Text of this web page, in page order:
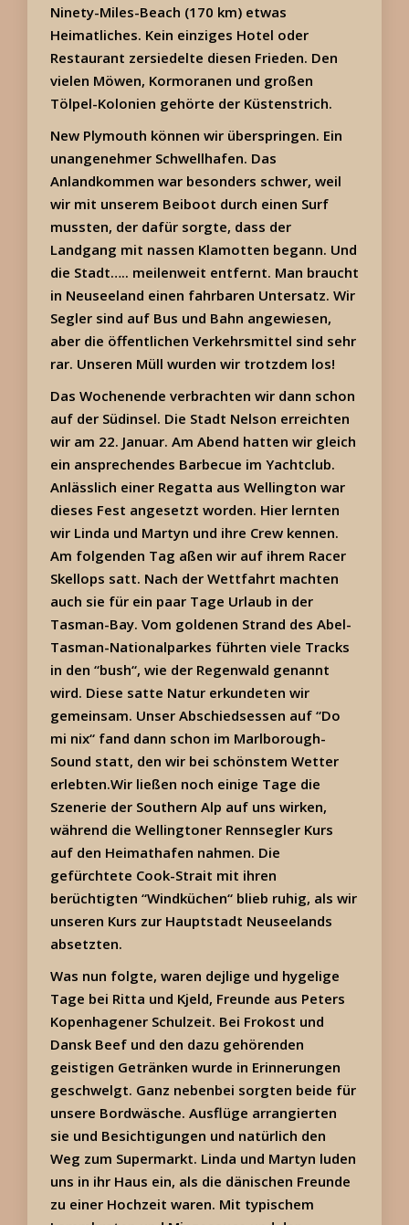
Ninety-Miles-Beach (170 km) etwas
Heimatliches. Kein einziges Hotel oder
Restaurant zersiedelte diesen Frieden. Den
vielen Möwen, Kormoranen und großen
Tölpel-Kolonien gehörte der Küstenstrich.
New Plymouth können wir überspringen. Ein
unangenehmer Schwellhafen. Das
Anlandkommen war besonders schwer, weil
wir mit unserem Beiboot durch einen Surf
mussten, der dafür sorgte, dass der
Landgang mit nassen Klamotten begann. Und
die Stadt….. meilenweit entfernt. Man braucht
in Neuseeland einen fahrbaren Untersatz. Wir
Segler sind auf Bus und Bahn angewiesen,
aber die öffentlichen Verkehrsmittel sind sehr
rar. Unseren Müll wurden wir trotzdem los!
Das Wochenende verbrachten wir dann schon
auf der Südinsel. Die Stadt Nelson erreichten
wir am 22. Januar. Am Abend hatten wir gleich
ein ansprechendes Barbecue im Yachtclub.
Anlässlich einer Regatta aus Wellington war
dieses Fest angesetzt worden. Hier lernten
wir Linda und Martyn und ihre Crew kennen.
Am folgenden Tag aßen wir auf ihrem Racer
Skellops satt. Nach der Wettfahrt machten
auch sie für ein paar Tage Urlaub in der
Tasman-Bay. Vom goldenen Strand des Abel-
Tasman-Nationalparkes führten viele Tracks
in den “bush“, wie der Regenwald genannt
wird. Diese satte Natur erkundeten wir
gemeinsam. Unser Abschiedsessen auf “Do
mi nix“ fand dann schon im Marlborough-
Sound statt, den wir bei schönstem Wetter
erlebten.Wir ließen noch einige Tage die
Szenerie der Southern Alp auf uns wirken,
während die Wellingtoner Rennsegler Kurs
auf den Heimathafen nahmen. Die
gefürchtete Cook-Strait mit ihren
berüchtigten “Windküchen“ blieb ruhig, als wir
unseren Kurs zur Hauptstadt Neuseelands
absetzten.
Was nun folgte, waren dejlige und hygelige
Tage bei Ritta und Kjeld, Freunde aus Peters
Kopenhagener Schulzeit. Bei Frokost und
Dansk Beef und den dazu gehörenden
geistigen Getränken wurde in Erinnerungen
geschwelgt. Ganz nebenbei sorgten beide für
unsere Bordwäsche. Ausflüge arrangierten
sie und Besichtigungen und natürlich den
Weg zum Supermarkt. Linda und Martyn luden
uns in ihr Haus ein, als die dänischen Freunde
zu einer Hochzeit waren. Mit typischem